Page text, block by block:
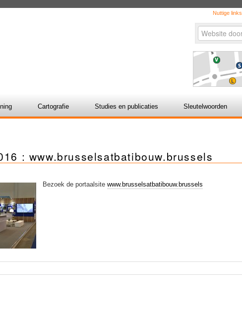
Nuttige links
Zoek
zoeken...
Cartografie Studies en publicaties Sleutelwoorden
: www.brusselsatbatibouw.brussels
Bezoek de portaalsite www.brusselsatbatibouw.brussels